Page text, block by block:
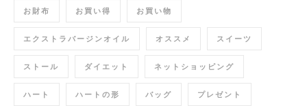
お財布 お買い得 お買い物
エクストラバージンオイル オススメ スイーツ
ストール ダイエット ネットショッピング
ハート ハートの形 バッグ プレゼント